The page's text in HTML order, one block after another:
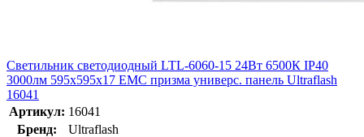
Светильник светодиодный LTL-6060-15 24Вт 6500К IP40
3000лм 595х595х17 ЕМС призма универс. панель Ultraflash
16041
Артикул: 16041
Бренд:
Ultraflash